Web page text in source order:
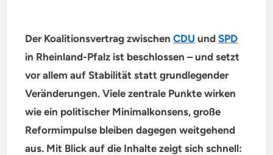
Der Koalitionsvertrag zwischenCDU undSPD
in Rheinland-Pfalz ist beschlossen – und setzt
vor allem auf Stabilität statt grundlegender
Veränderungen. Viele zentrale Punkte wirken
wie ein politischer Minimalkonsens, große
Reformimpulse bleiben dagegen weitgehend
aus. Mit Blick auf die Inhalte zeigt sich schnell: